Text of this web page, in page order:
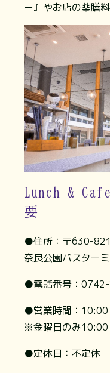
ー』やお店の薬膳
Lunch &
要
●住所：〒630-
奈良公園バスター
●電話番号：
●営業時間：10:00
※金曜日のみ10:00
●定休日：不定休